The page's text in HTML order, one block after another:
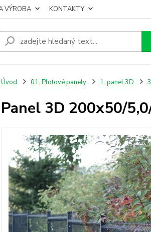
VÝROBA KONTAKTY
Úvod 01. Plotové panely 1. panel 3D
Panel 3D 200x50/